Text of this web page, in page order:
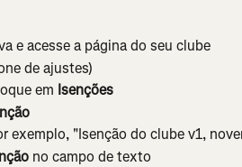
e acesse a página do seu clube
de ajustes)
em Isenções
exemplo, "Isenção do clube v1,
no campo de texto